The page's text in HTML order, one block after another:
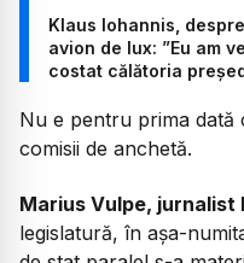
Klaus Iohannis,
avion de lux: ”Eu am
costat călătoria
Nu e pentru prima dată
comisii de anchetă.
Marius Vulpe, jurnalist
legislatură, în așa-